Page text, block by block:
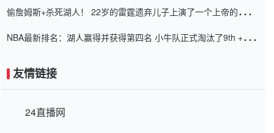
偷詹姆斯+杀死湖人！ 22岁的雷霆遗弃儿子上演了一个上帝的剧
NBA最新排名：湖人赢得并获得第四名 小牛队正式淘汰了9th + 76
友情链接
24直播网